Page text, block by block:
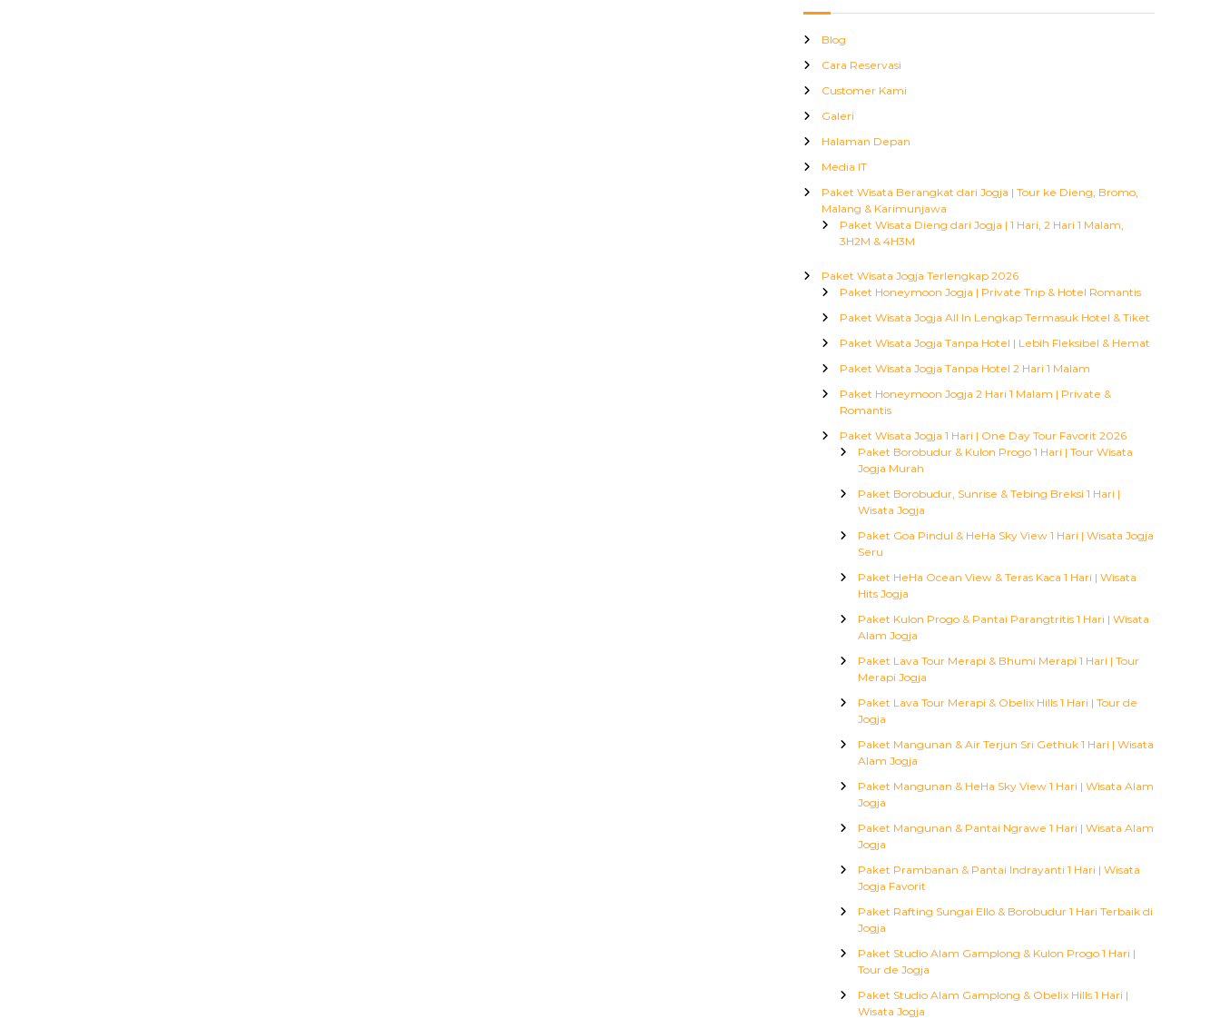
Blog
Cara Reservasi
Customer Kami
Galeri
Halaman Depan
Media IT
Paket Wisata Berangkat dari Jogja | Tour ke Dieng, Bromo,
Malang & Karimunjawa
Paket Wisata Dieng dari Jogja | 1 Hari, 2 Hari 1 Malam,
3H2M & 4H3M
Paket Wisata Jogja Terlengkap 2026
Paket Honeymoon Jogja | Private Trip & Hotel Romantis
Paket Wisata Jogja All In Lengkap Termasuk Hotel & Tiket
Paket Wisata Jogja Tanpa Hotel | Lebih Fleksibel & Hemat
Paket Wisata Jogja Tanpa Hotel 2 Hari 1 Malam
Paket Honeymoon Jogja 2 Hari 1 Malam | Private &
Romantis
Paket Wisata Jogja 1 Hari | One Day Tour Favorit 2026
Paket Borobudur & Kulon Progo 1 Hari | Tour Wisata
Jogja Murah
Paket Borobudur, Sunrise & Tebing Breksi 1 Hari |
Wisata Jogja
Paket Goa Pindul & HeHa Sky View 1 Hari | Wisata Jogja
Seru
Paket HeHa Ocean View & Teras Kaca 1 Hari | Wisata
Hits Jogja
Paket Kulon Progo & Pantai Parangtritis 1 Hari | Wisata
Alam Jogja
Paket Lava Tour Merapi & Bhumi Merapi 1 Hari | Tour
Merapi Jogja
Paket Lava Tour Merapi & Obelix Hills 1 Hari | Tour de
Jogja
Paket Mangunan & Air Terjun Sri Gethuk 1 Hari | Wisata
Alam Jogja
Paket Mangunan & HeHa Sky View 1 Hari | Wisata Alam
Jogja
Paket Mangunan & Pantai Ngrawe 1 Hari | Wisata Alam
Jogja
Paket Prambanan & Pantai Indrayanti 1 Hari | Wisata
Jogja Favorit
Paket Rafting Sungai Ello & Borobudur 1 Hari Terbaik di
Jogja
Paket Studio Alam Gamplong & Kulon Progo 1 Hari |
Tour de Jogja
Paket Studio Alam Gamplong & Obelix Hills 1 Hari |
Wisata Jogja